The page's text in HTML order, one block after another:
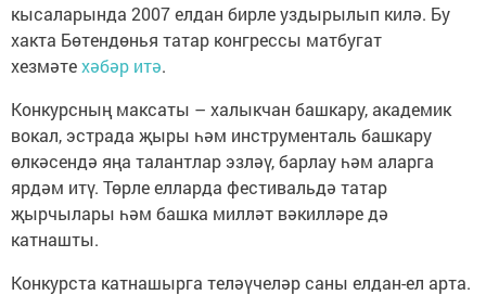
кысаларында 2007 елдан бирле уздырылып килә. Бу
хакта Бөтендөнья татар конгрессы матбугат
хезмәтехәбәр итә.
Конкурсның максаты – халыкчан башкару, академик
вокал, эстрада җыры һәм инструменталь башкару
өлкәсендә яңа талантлар эзләү, барлау һәм аларга
ярдәм итү. Төрле елларда фестивальдә татар
җырчылары һәм башка милләт вәкилләре дә
катнашты.
Конкурста катнашырга теләүчеләр саны елдан-ел арта.